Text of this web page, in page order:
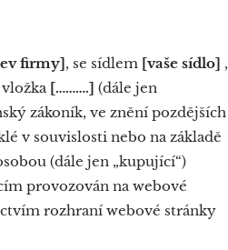
firmy], se sídlem [vaše sídlo] ,
vložka [……….] (dále jen
zákoník, ve znění pozdějších
v souvislosti nebo na základě
(dále jen „kupující“)
provozován na webové
rozhraní webové stránky